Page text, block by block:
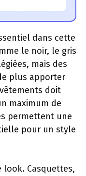
dans cette
le noir, le gris
mais des
plus apporter
doit
maximum de
permettent une
pour un style
look. Casquettes,